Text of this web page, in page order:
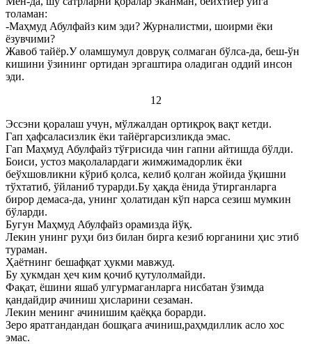
толаман:
-Маҳмуд Абулфайз ким эди? Журналистми, шоирми ёки
ёзувчими?
Жавоб тайёр.У оламшумул довруқ солмаган бўлса-да, беш-ўн
кишини ўзининг ортидан эргаштира оладиган оддий инсон
эди.
12
Эссэни қоралаш учун, мўлжалдан ортиқроқ вақт кетди.
Гап ҳафсаласизлик ёки тайёргарсизликда эмас.
Гап Маҳмуд Абулфайз тўғрисида чин гапни айтишда бўлди.
Боиси, устоз мақолалардаги жимжимадорлик ёки
беўхшовликни кўриб қолса, келиб қолган жойида ўқишни
тўхтатиб, ўйланиб турарди.Бу ҳақда ёнида ўтирганларга
бирор демаса-да, унинг ҳолатидан кўп нарса сезиш мумкин
бўларди.
Бугун Маҳмуд Абулфайз орамизда йўқ.
Лекин унинг руҳи биз билан бирга кезиб юрганини ҳис этиб
тураман.
Ҳаётнинг бешафқат ҳукми мавжуд.
Бу ҳукмдан ҳеч ким қочиб қутулолмайди.
Фақат, ёшини яшаб улгурмаганларга нисбатан ўзимда
қандайдир ачиниш ҳисларини сезаман.
Лекин менинг ачинишим қаёққа борарди.
Зеро яратгандандан бошқага ачиниш,раҳмдиллик асло хос
эмас.